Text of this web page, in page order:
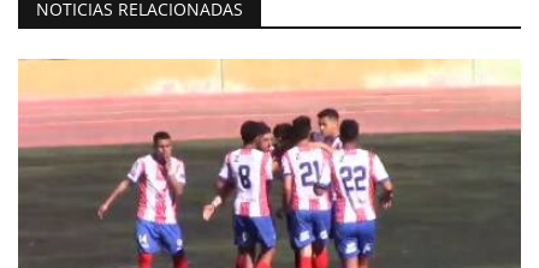
NOTICIAS RELACIONADAS